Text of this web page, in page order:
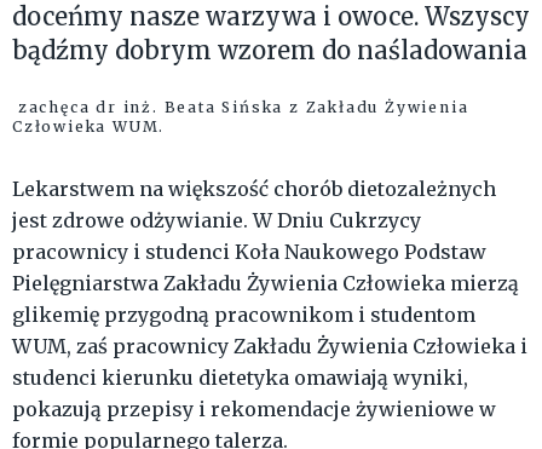
doceńmy nasze warzywa i owoce. Wszyscy
bądźmy dobrym wzorem do naśladowania
zachęca dr inż. Beata Sińska z Zakładu Żywienia
Człowieka WUM.
Lekarstwem na większość chorób dietozależnych
jest zdrowe odżywianie. W Dniu Cukrzycy
pracownicy i studenci Koła Naukowego Podstaw
Pielęgniarstwa Zakładu Żywienia Człowieka mierzą
glikemię przygodną pracownikom i studentom
WUM, zaś pracownicy Zakładu Żywienia Człowieka i
studenci kierunku dietetyka omawiają wyniki,
pokazują przepisy i rekomendacje żywieniowe w
formie popularnego talerza.